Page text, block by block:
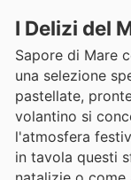
I Delizi del
Sapore di Mare
una selezione
pastellate,
volantino si
l'atmosfera
in tavola questi